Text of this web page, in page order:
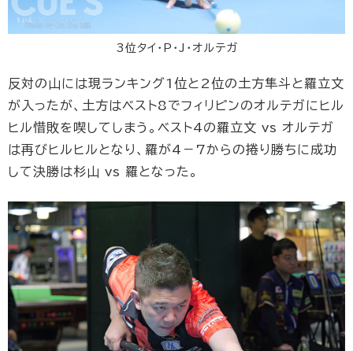
3位タイ・P・J・オルテガ
反対の山には現ランキング1位と2位の土方隼斗と羅立文
が入ったが、土方はベスト8でフィリピンのオルテガにヒル
ヒル惜敗を喫してしまう。ベスト4の羅立文 vs オルテガ
は再びヒルヒルとなり、羅が4－7からの捲り勝ちに成功
して決勝は杉山 vs 羅となった。